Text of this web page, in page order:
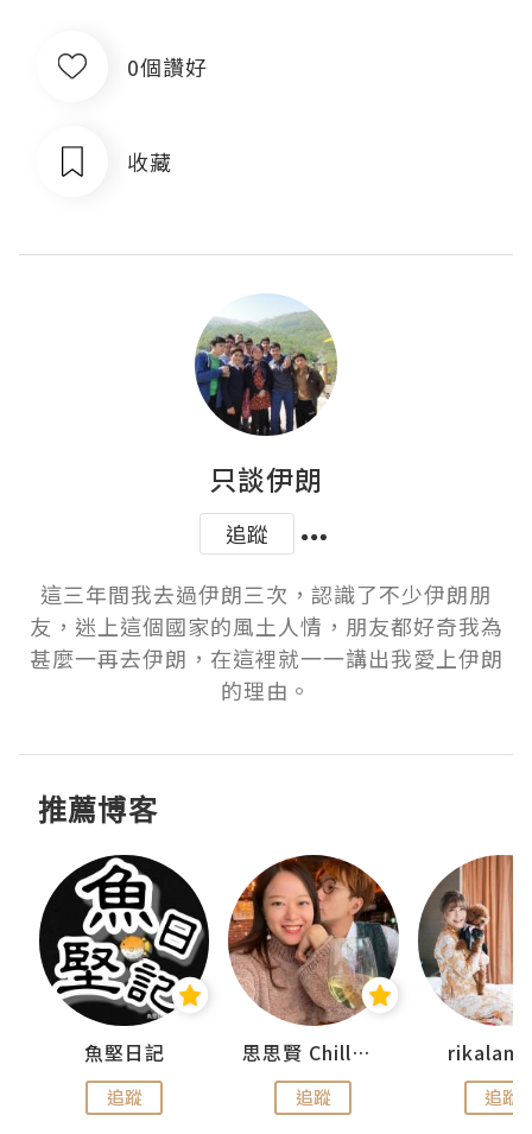
0個讚好
收藏
只談伊朗
追蹤
這三年間我去過伊朗三次，認識了不少伊朗朋
友，迷上這個國家的風土人情，朋友都好奇我為
甚麼一再去伊朗，在這裡就一一講出我愛上伊朗
的理由。
推薦博客
魚堅日記
追蹤
思思賢 ChillMyBabe
追蹤 追蹤